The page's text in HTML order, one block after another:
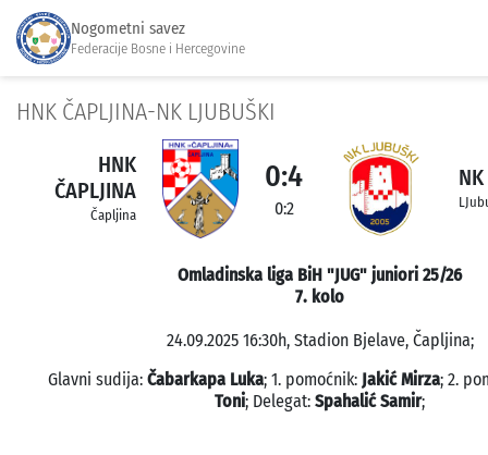
Nogometni savez
Federacije Bosne i Hercegovine
HNK ČAPLJINA-NK LJUBUŠKI
HNK
ČAPLJINA
Čapljina
0:4
0:2
Omladinska liga BiH "JUG" juniori 25/26
7. kolo
24.09.2025 16:30h, Stadion Bjelave, Čapljina;
Glavni sudija: Čabarkapa Luka; 1. pomoćnik: Jakić Mirza; 2.
Toni; Delegat: Spahalić Samir;